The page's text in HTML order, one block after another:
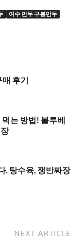
여수 만두 구봉만두
후기
는 방법! 블루베
. 탕수육, 쟁반짜장
NEXT ARTICLE